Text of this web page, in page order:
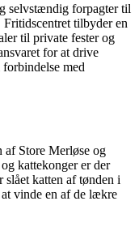
selvstændig forpagter til
tilbyder en
til private fester og
for at drive
med
af Store Merløse og
kattekonger er der
katten af tønden i
vinde en af de lækre